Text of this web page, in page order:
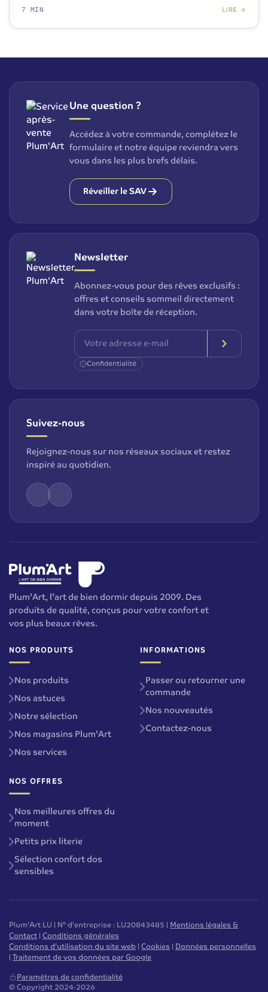
7 MIN LIRE →
Une question ?
Accédez à votre commande, complétez le
formulaire et notre équipe reviendra vers
vous dans les plus brefs délais.
Réveiller le SAV
Newsletter
Abonnez-vous pour des rêves exclusifs :
offres et conseils sommeil directement
dans votre boîte de réception.
Confidentialité
Suivez-nous
Rejoignez-nous sur nos réseaux sociaux et restez
inspiré au quotidien.
Plum'Art, l'art de bien dormir depuis 2009. Des
produits de qualité, conçus pour votre confort et
vos plus beaux rêves.
NOS PRODUITS
Nos produits
Nos astuces
Notre sélection
Nos magasins Plum'Art
Nos services
INFORMATIONS
Passer ou retourner une
commande
Nos nouveautés
Contactez-nous
NOS OFFRES
Nos meilleures offres du
moment
Petits prix literie
Sélection confort dos
sensibles
Plum'Art LU | N° d'entreprise : LU20843485 | Mentions légales &
Contact | Conditions générales
Conditions d'utilisation du site web | Cookies | Données personnelles
| Traitement de vos données par Google
Paramètres de confidentialité
© Copyright 2024-2026